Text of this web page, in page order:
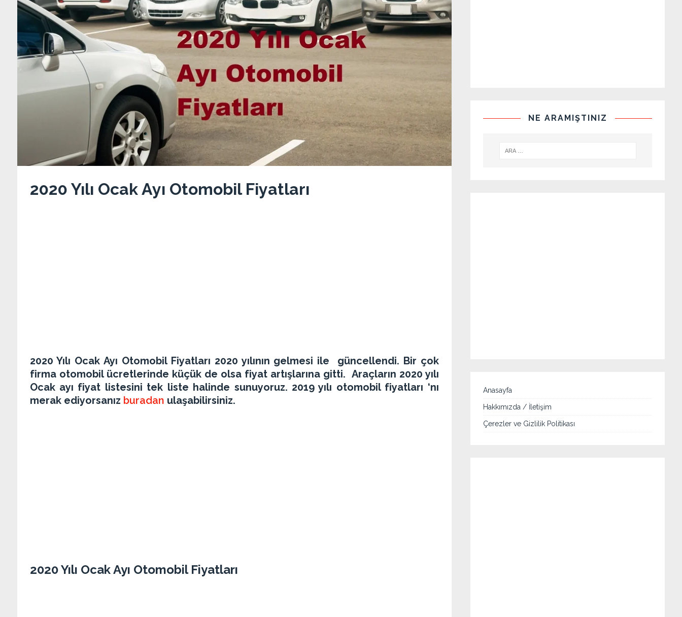
2020 Yılı Ocak Ayı Otomobil Fiyatları
2020 Yılı Ocak Ayı Otomobil Fiyatları 2020 yılının gelmesi ile güncellendi. Bir çok
firma otomobil ücretlerinde küçük de olsa fiyat artışlarına gitti. Araçların 2020 yılı
Ocak ayı fiyat listesini tek liste halinde sunuyoruz. 2019 yılı otomobil fiyatları ‘nı
merak ediyorsanız buradan ulaşabilirsiniz.
2020 Yılı Ocak Ayı Otomobil Fiyatları
NE ARAMIŞTINIZ
Anasayfa
Hakkımızda / İletişim
Çerezler ve Gizlilik Politikası